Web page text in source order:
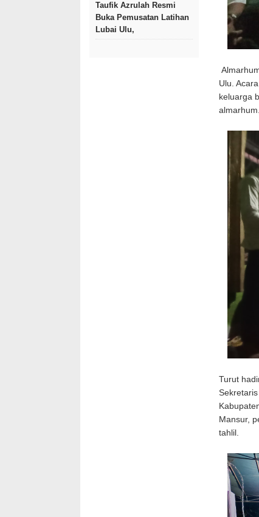
Taufik Azrulah Resmi
Buka Pemusatan Latihan
Lubai Ulu,
Ulu.
keluarga
almarhum.
Turut
Mansur,
tahlil.